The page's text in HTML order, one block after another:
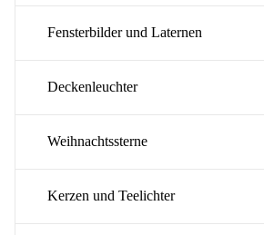
Fensterbilder und Laternen
Deckenleuchter
Weihnachtssterne
Kerzen und Teelichter